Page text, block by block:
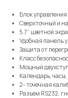
Блок управления
Сверхточный и
5.7“ цветной
Удобная панель
Защита от
Класс
Мощный
Календарь,
2- точечная
Разъём RS232,